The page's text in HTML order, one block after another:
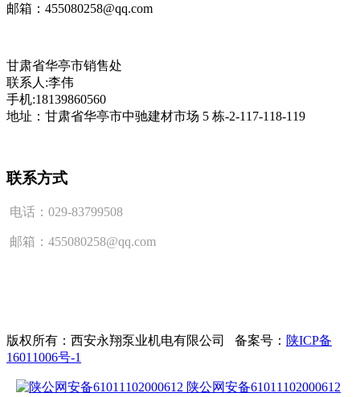
邮箱：455080258@qq.com
甘肃省华亭市销售处
联系人:李伟
手机:18139860560
地址：甘肃省华亭市中驰建材市场 5 栋-2-117-118-119
联系方式
电话：029-83799508
邮箱：455080258@qq.com
版权所有：西安永翔泵业机电有限公司 备案号： 陕ICP备
16011006号-1
陕公网安备61011102000612